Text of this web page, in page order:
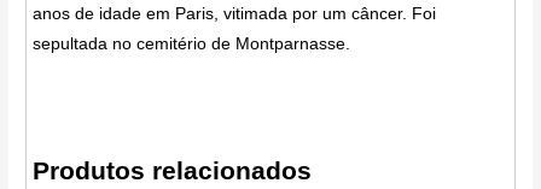
anos de idade em Paris, vitimada por um câncer. Foi
sepultada no cemitério de Montparnasse.
Produtos relacionados